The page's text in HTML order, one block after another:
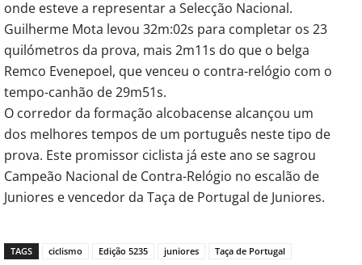
onde esteve a representar a Selecção Nacional.
Guilherme Mota levou 32m:02s para completar os 23
quilómetros da prova, mais 2m11s do que o belga
Remco Evenepoel, que venceu o contra-relógio com o
tempo-canhão de 29m51s.
O corredor da formação alcobacense alcançou um
dos melhores tempos de um português neste tipo de
prova. Este promissor ciclista já este ano se sagrou
Campeão Nacional de Contra-Relógio no escalão de
Juniores e vencedor da Taça de Portugal de Juniores.
TAGS ciclismo Edição 5235 juniores Taça de Portugal